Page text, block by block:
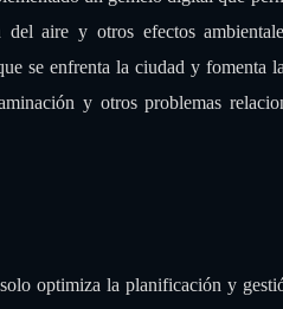
un gemelo digital que
aire y otros efectos
se enfrenta la ciudad y fomenta
y otros problemas